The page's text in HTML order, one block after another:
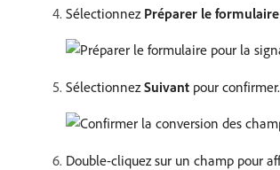
Sélectionnez Préparer le
SélectionnezSuivant pour confirmer.
Double-cliquez sur un champ pour